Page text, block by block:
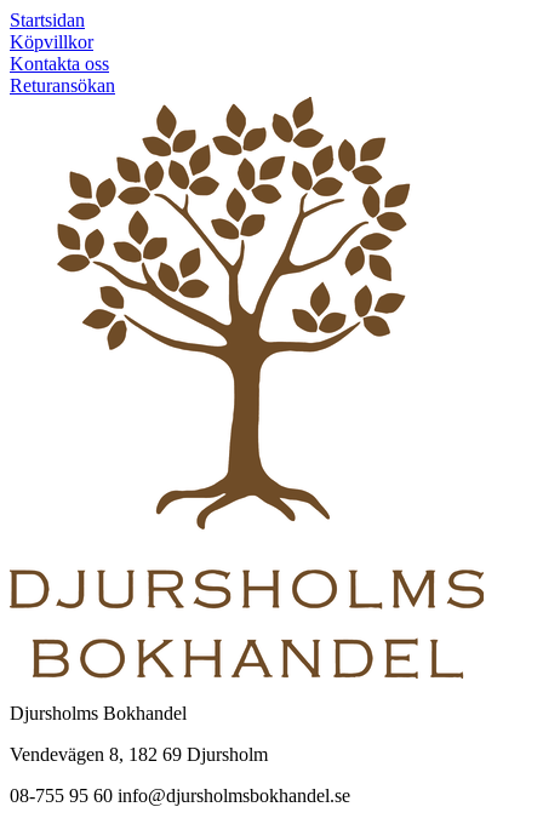
Startsidan
Köpvillkor
Kontakta oss
Returansökan
Djursholms Bokhandel
Vendevägen 8, 182 69 Djursholm
08-755 95 60 info@djursholmsbokhandel.se